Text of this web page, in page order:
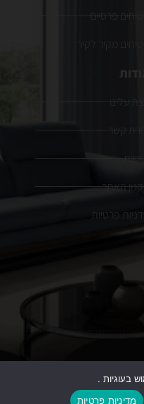
שטיחים פרסיים
שטיחים מקיר לקיר
אודות
קצת עלינו
יצירת קשר
נגישות
האתר
פרטיות
בעוגיות .
מדיניות פרטיות